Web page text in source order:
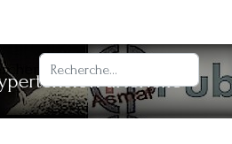
artérielle